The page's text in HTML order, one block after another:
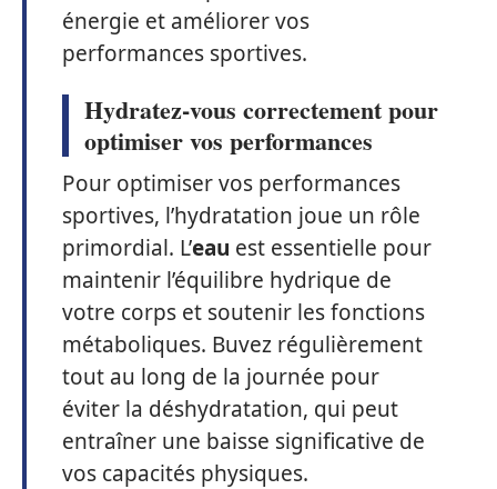
énergie et améliorer vos
performances sportives.
Hydratez-vous correctement pour
optimiser vos performances
Pour optimiser vos performances
sportives, l’hydratation joue un rôle
primordial. L’eau est essentielle pour
maintenir l’équilibre hydrique de
votre corps et soutenir les fonctions
métaboliques. Buvez régulièrement
tout au long de la journée pour
éviter la déshydratation, qui peut
entraîner une baisse significative de
vos capacités physiques.